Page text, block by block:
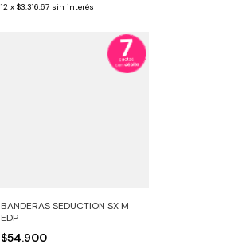
12 x $3.316,67 sin interés
BANDERAS SEDUCTION SX M
EDP
$54.900